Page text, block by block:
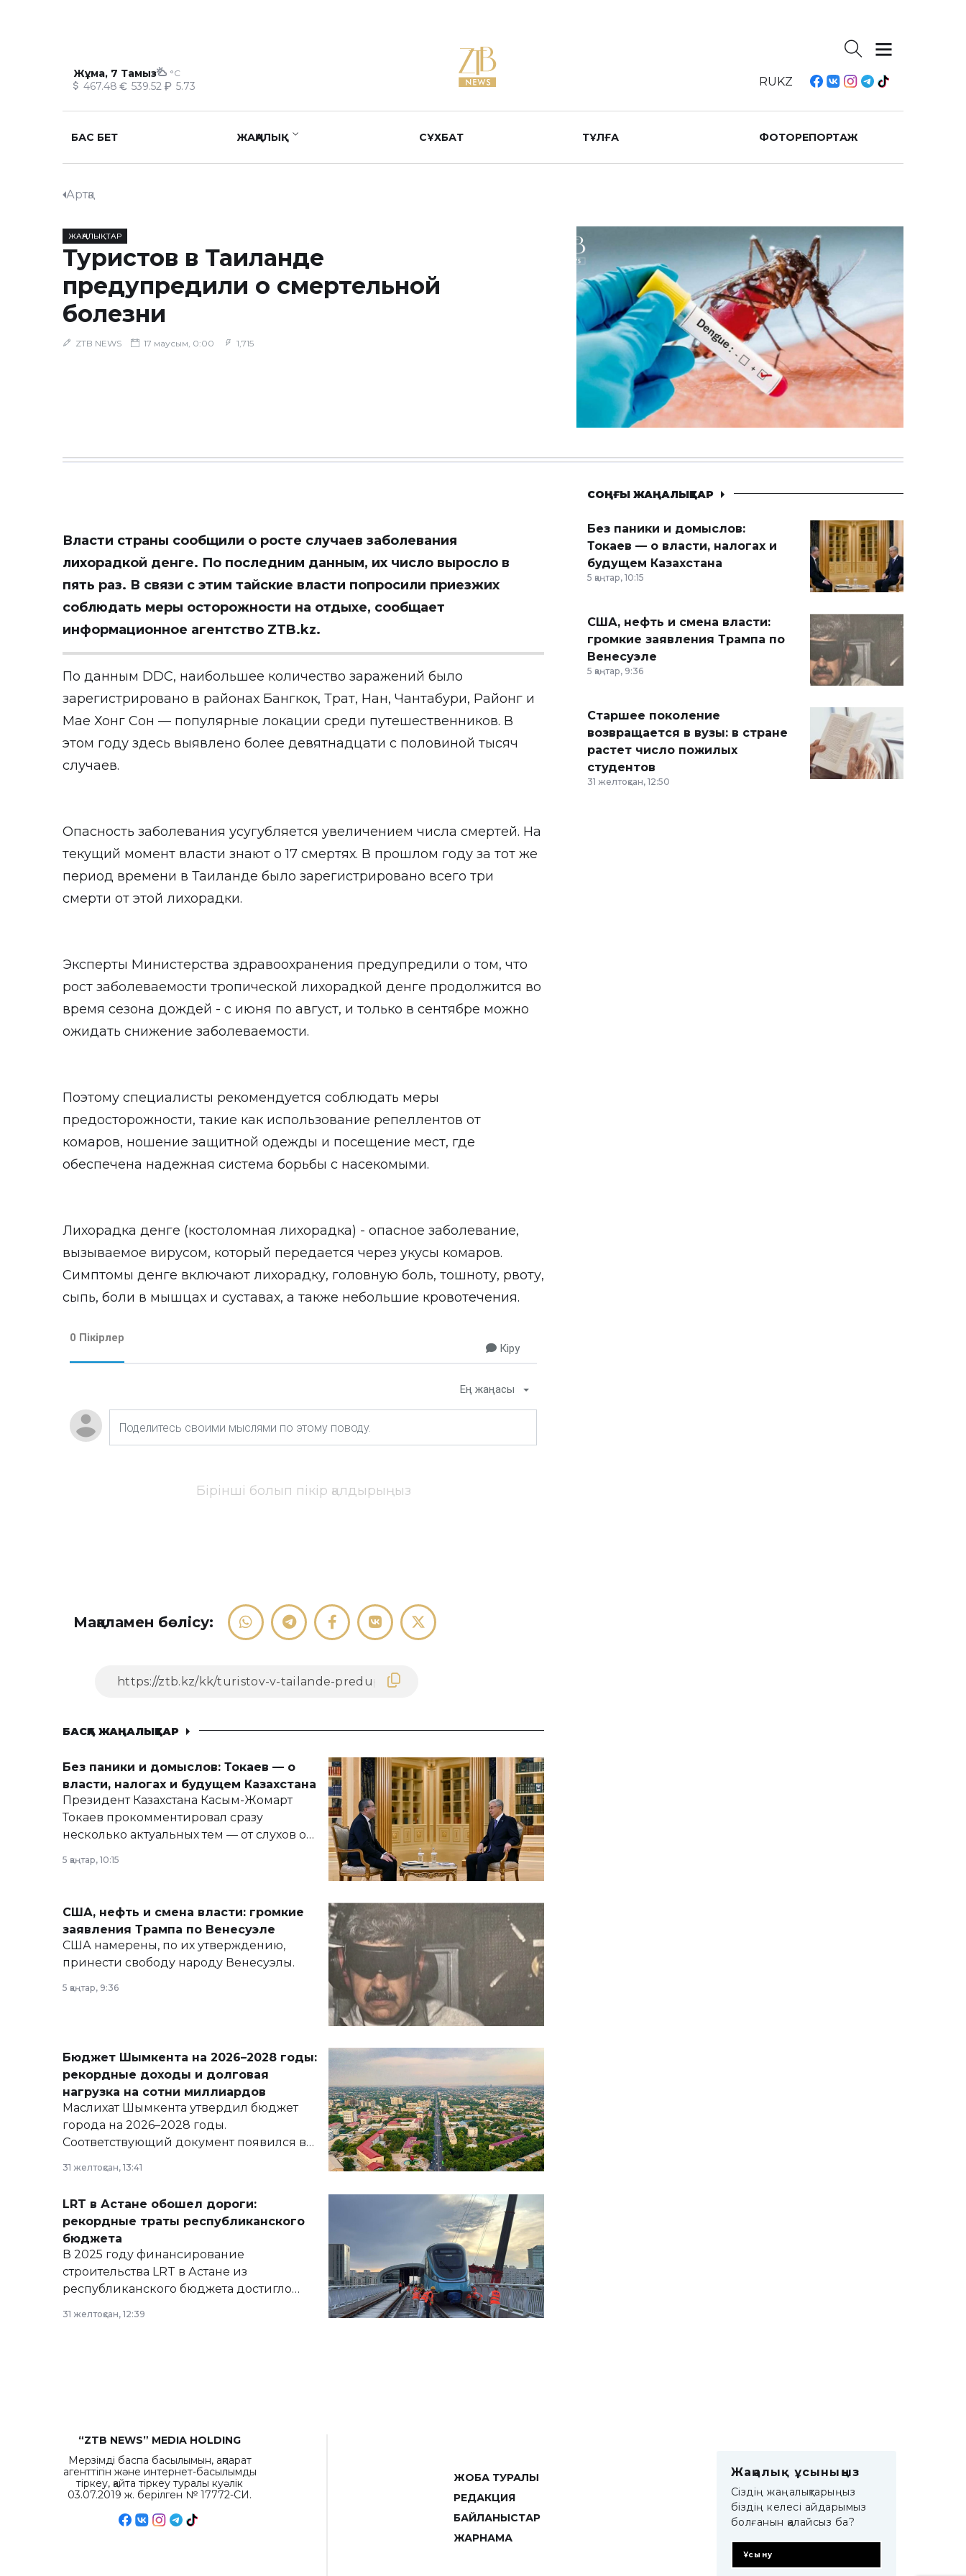
Жұма, 7 Тамыз °C
467.48 539.52 5.73 RUKZ
БАС БЕТ ЖАҢАЛЫҚ СҰХБАТ ТҰЛҒА ФОТОРЕПОРТАЖ
Артқа
ЖАҢАЛЫҚТАР
Туристов в Таиланде
предупредили о смертельной
болезни
ZTB NEWS 17 маусым, 0:00 1,715
Власти страны сообщили о росте случаев заболевания
лихорадкой денге. По последним данным, их число выросло в
пять раз. В связи с этим тайские власти попросили приезжих
соблюдать меры осторожности на отдыхе, сообщает
информационное агентство ZTB.kz.
По данным DDC, наибольшее количество заражений было
зарегистрировано в районах Бангкок, Трат, Нан, Чантабури, Районг и
Мае Хонг Сон — популярные локации среди путешественников. В
этом году здесь выявлено более девятнадцати с половиной тысяч
случаев.
Опасность заболевания усугубляется увеличением числа смертей. На
текущий момент власти знают о 17 смертях. В прошлом году за тот же
период времени в Таиланде было зарегистрировано всего три
смерти от этой лихорадки.
Эксперты Министерства здравоохранения предупредили о том, что
рост заболеваемости тропической лихорадкой денге продолжится во
время сезона дождей - с июня по август, и только в сентябре можно
ожидать снижение заболеваемости.
Поэтому специалисты рекомендуется соблюдать меры
предосторожности, такие как использование репеллентов от
комаров, ношение защитной одежды и посещение мест, где
обеспечена надежная система борьбы с насекомыми.
Лихорадка денге (костоломная лихорадка) - опасное заболевание,
вызываемое вирусом, который передается через укусы комаров.
Симптомы денге включают лихорадку, головную боль, тошноту, рвоту,
сыпь, боли в мышцах и суставах, а также небольшие кровотечения.
0 Пікірлер
Кіру
Ең жаңасы
Бірінші болып пікір қалдырыңыз
Мақаламен бөлісу:
БАСҚА ЖАҢАЛЫҚТАР
Без паники и домыслов: Токаев — о
власти, налогах и будущем Казахстана
Президент Казахстана Касым-Жомарт
Токаев прокомментировал сразу
несколько актуальных тем — от слухов о
армии, экономики и личного здоровья.
5 қаңтар, 10:15
США, нефть и смена власти: громкие
заявления Трампа по Венесуэле
США намерены, по их утверждению,
принести свободу народу Венесуэлы.
5 қаңтар, 9:36
Бюджет Шымкента на 2026–2028 годы:
рекордные доходы и долговая
нагрузка на сотни миллиардов
Маслихат Шымкента утвердил бюджет
города на 2026–2028 годы.
Соответствующий документ появился в
сайте маслихат города.
31 желтоқсан, 13:41
LRT в Астане обошел дороги:
рекордные траты республиканского
бюджета
В 2025 году финансирование
строительства LRT в Астане из
республиканского бюджета достигло
31 желтоқсан, 12:39
СОҢҒЫ ЖАҢАЛЫҚТАР
Без паники и домыслов:
Токаев — о власти, налогах и
будущем Казахстана
5 қаңтар, 10:15
США, нефть и смена власти:
громкие заявления Трампа по
Венесуэле
5 қаңтар, 9:36
Старшее поколение
возвращается в вузы: в стране
растет число пожилых
студентов
31 желтоқсан, 12:50
“ZTB NEWS” MEDIA HOLDING
Мерзімді баспа басылымын, ақпарат
агенттігін және интернет-басылымды
тіркеу, қайта тіркеу туралы куәлік
03.07.2019 ж. берілген № 17772-СИ.
ЖОБА ТУРАЛЫ
РЕДАКЦИЯ
БАЙЛАНЫСТАР
ЖАРНАМА
Жаңалық ұсыныңыз
Сіздің жаңалықтарыңыз
біздің келесі айдарымыз
болғанын қалайсыз ба?
Ұсыну